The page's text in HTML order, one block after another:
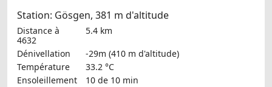
Station: Gösgen, 381 m d'altitude
Distance à
4632
5.4 km
Dénivellation
-29m (410 m d'altitude)
Température
33.2 °C
Ensoleillement
10 de 10 min